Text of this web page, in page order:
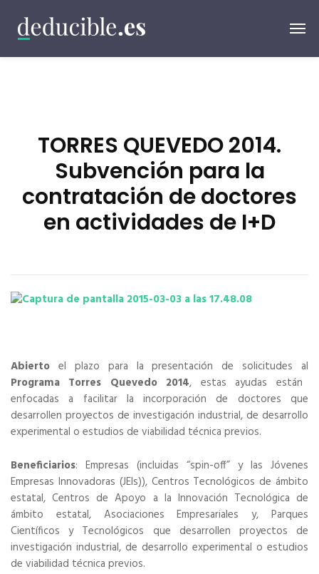
TORRES QUEVEDO 2014.
Subvención para la
contratación de doctores
en actividades de I+D
Abierto el plazo para la presentación de solicitudes al
Programa Torres Quevedo 2014, estas ayudas están
enfocadas a facilitar la incorporación de doctores que
desarrollen proyectos de investigación industrial, de desarrollo
experimental o estudios de viabilidad técnica previos.
Beneficiarios: Empresas (incluidas “spin-off” y las Jóvenes
Empresas Innovadoras (JEIs)), Centros Tecnológicos de ámbito
estatal, Centros de Apoyo a la Innovación Tecnológica de
ámbito estatal, Asociaciones Empresariales y, Parques
Científicos y Tecnológicos que desarrollen proyectos de
investigación industrial, de desarrollo experimental o estudios
de viabilidad técnica previos.